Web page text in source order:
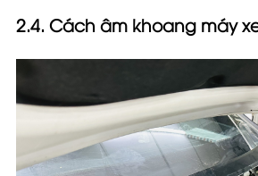
2.4. Cách âm khoang máy